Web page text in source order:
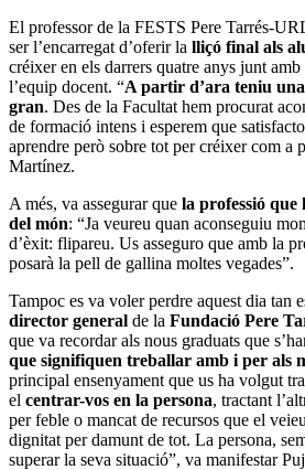
El professor de la FESTS Pere Tarrés-
ser l’encarregat d’oferir la lliçó final als
créixer en els darrers quatre anys junt
l’equip docent. “A partir d’ara teniu
gran. Des de la Facultat hem procurat
de formació intens i esperem que
aprendre però sobre tot per créixer com a
Martínez.
A més, va assegurar que la professió que
del món: “Ja veureu quan aconseguiu
d’èxit: flipareu. Us asseguro que amb la
posarà la pell de gallina moltes vegades”.
Tampoc es va voler perdre aquest dia tan
director general de la Fundació Pere
que va recordar als nous graduats que
que signifiquen treballar amb i per als
principal ensenyament que us ha volgut
el centrar-vos en la persona, tractant
per feble o mancat de recursos que el
dignitat per damunt de tot. La persona,
superar la seva situació”, va manifestar